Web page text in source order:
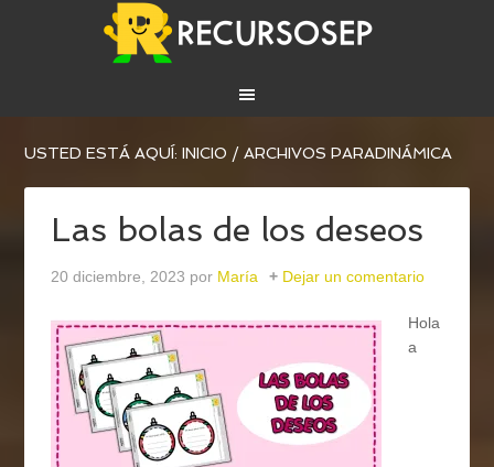
USTED ESTÁ AQUÍ:INICIO / ARCHIVOS PARADINÁMICA
Las bolas de los deseos
20 diciembre, 2023 por María Dejar un comentario
Hola
a